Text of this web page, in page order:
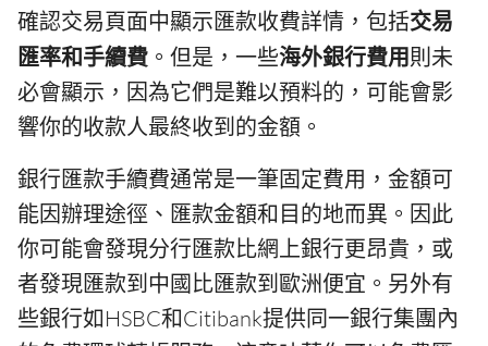
確認交易頁面中顯示匯款收費詳情，包括交易
匯率和手續費 。但是，一些海外銀行費用則未
必會顯示，因為它們是難以預料的，可能會影
響你的收款人最終收到的金額。
銀行匯款手續費通常是一筆固定費用，金額可
能因辦理途徑、匯款金額和目的地而異。因此
你可能會發現分行匯款比網上銀行更昂貴，或
者發現匯款到中國比匯款到歐洲便宜。另外有
些銀行如HSBC和Citibank提供同一銀行集團內